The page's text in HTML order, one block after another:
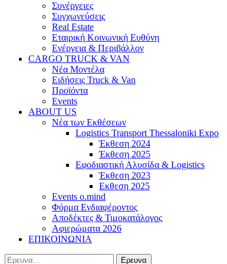
Συνέργειες
Συγχωνεύσεις
Real Estate
Εταιρική Κοινωνική Ευθύνη
Ενέργεια & Περιβάλλον
CARGO TRUCK & VAN
Νέα Μοντέλα
Ειδήσεις Truck & Van
Προϊόντα
Events
ABOUT US
Νέα των Εκθέσεων
Logistics Transport Thessaloniki Expo
Έκθεση 2024
Έκθεση 2025
Εφοδιαστική Αλυσίδα & Logistics
Έκθεση 2023
Εκθεση 2025
Events o.mind
Φόρμα Ενδιαφέροντος
Αποδέκτες & Τιμοκατάλογος
Αφιερώματα 2026
ΕΠΙΚΟΙΝΩΝΙΑ